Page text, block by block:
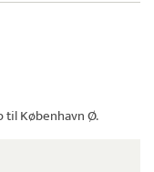
København Ø.